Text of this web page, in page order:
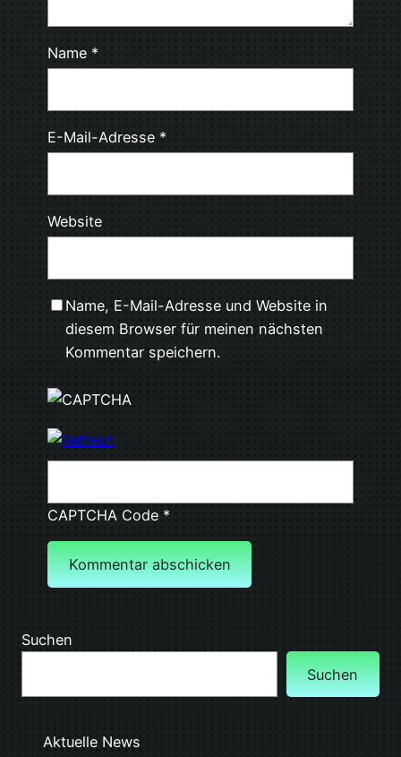
Name *
E-Mail-Adresse *
Website
Name, E-Mail-Adresse und Website in
diesem Browser für meinen nächsten
Kommentar speichern.
CAPTCHA Code*
Suchen
Suchen
Aktuelle News